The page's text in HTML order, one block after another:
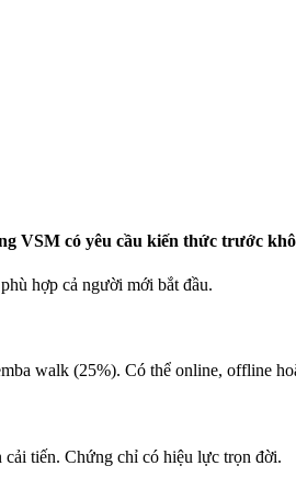
VSM có yêu cầu kiến thức trước
hợp cả người mới bắt đầu.
walk (25%). Có thể online, offline
tiến. Chứng chỉ có hiệu lực trọn đời.